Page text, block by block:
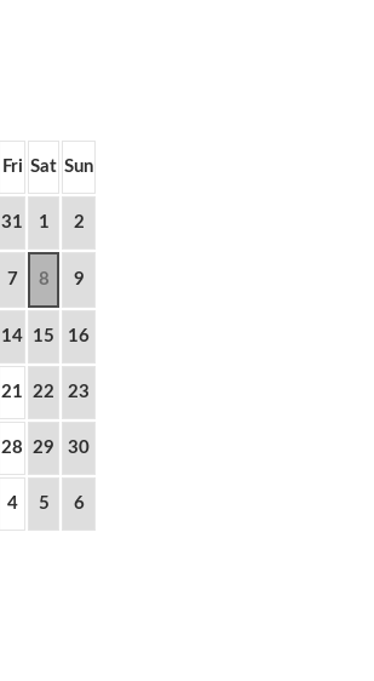
Fri Sat Sun
31 1 2
7 8 9
14 15 16
21 22 23
28 29 30
4 5 6